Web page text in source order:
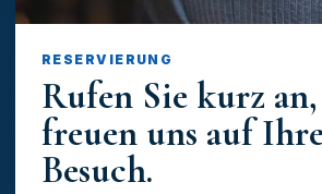
RESERVIERUNG
Rufen Sie kurz
freuen uns auf
Besuch.